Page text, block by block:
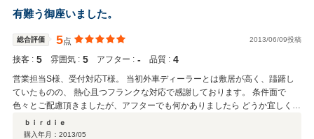
有難う御座いました。
総合評価 5点 2013/06/09投稿
接客 : 5 雰囲気 : 5 アフター : ‐ 品質 : 4
営業担当S様、受付対応T様。 当初外車ディーラーとは敷居が高く、躊躇し
ていたものの、 熱心且つフランクな対応で感謝しております。 条件面で
色々とご配慮頂きましたが、アフターでも何かありましたら どうか宜しく御
願い致します。
ｂｉｒｄｉｅ
購入年月： 2013/05